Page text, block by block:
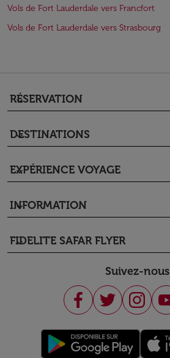
Vols de Fort Lauderdale vers Francfort
Vols de Fort Lauderdale vers Strasbourg
RÉSERVATION
keyboard_arrow_down
DESTINATIONS
keyboard_arrow_down
EXPÉRIENCE VOYAGE
keyboard_arrow_down
INFORMATION
keyboard_arrow_down
FIDELITE SAFAR FLYER
keyboard_arrow_down
Suivez-nous